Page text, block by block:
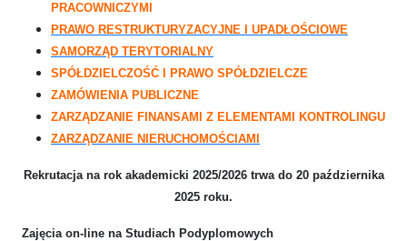
PRACOWNICZYMI
PRAWO RESTRUKTURYZACYJNE I UPADŁOŚCIOWE
SAMORZĄD TERYTORIALNY
SPÓŁDZIELCZOŚĆ I PRAWO SPÓŁDZIELCZE
ZAMÓWIENIA PUBLICZNE
ZARZĄDZANIE FINANSAMI Z ELEMENTAMI KONTROLINGU
ZARZĄDZANIE NIERUCHOMOŚCIAMI
Rekrutacja na rok akademicki 2025/2026 trwa do 20 października
2025 roku.
Zajęcia on-line na Studiach Podyplomowych